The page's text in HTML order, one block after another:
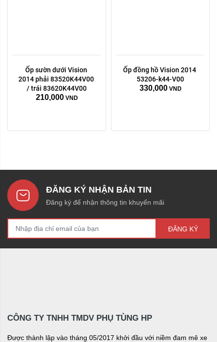
Ốp sườn dưới Vision
2014 phải 83520K44V00
/ trái 83620K44V00
210,000 VND
Ốp đồng hồ Vision 2014
53206-k44-V00
330,000 VND
ĐĂNG KÝ NHẬN BẢN TIN
Đăng ký để nhận thông tin khuyến mãi
ĐĂNG KÝ
CÔNG TY TNHH TMDV PHỤ TÙNG HP
Được thành lập vào tháng 05/2017 khởi đầu với niềm đam mê xe